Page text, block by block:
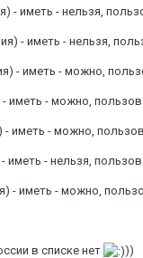
- иметь - нельзя,
- иметь - нельзя,
- иметь - можно,
иметь - можно,
- иметь - можно,
иметь - нельзя,
- иметь - можно,
в списке нет ))